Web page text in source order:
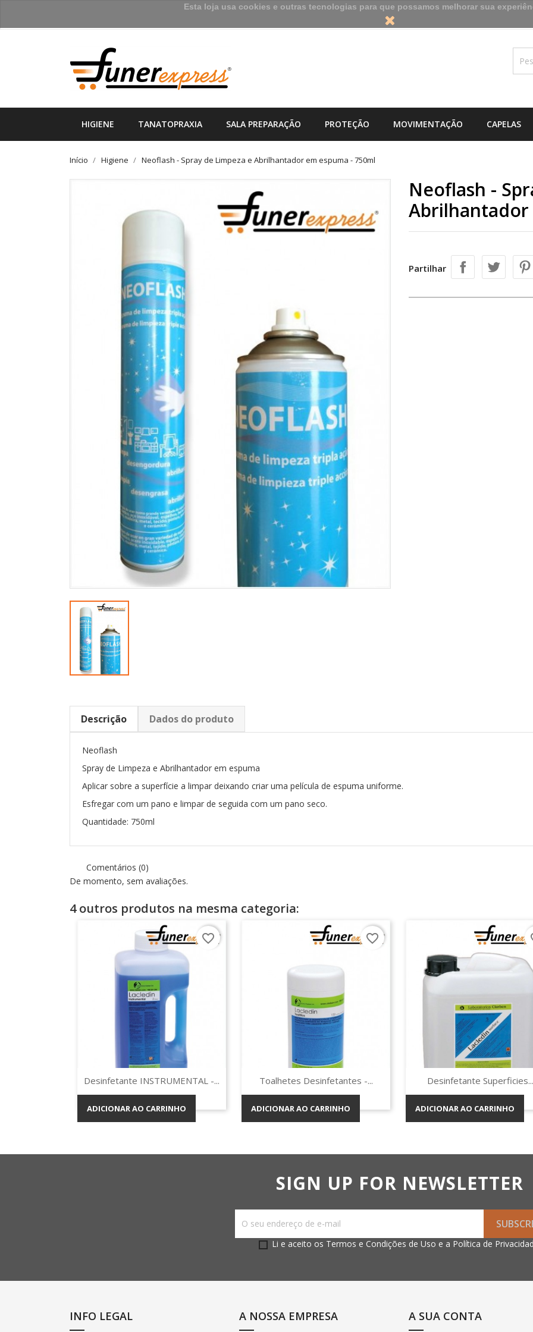
HIGIENE TANATOPRAXIA SALA PREPARAÇÃO PROTEÇÃO MOVIMENTAÇÃO CAPELAS
Início Higiene Neoflash - Spray de Limpeza e Abrilhantador em espuma - 750ml
Neoflash -
Abrilhantador
Partilhar
Descrição Dados do produto
Neoflash
Spray de Limpeza e Abrilhantador em espuma
Aplicar sobre a superfície a limpar deixando criar uma película de espuma uniforme.
Esfregar com um pano e limpar de seguida com um pano seco.
Quantidade: 750ml
Comentários (0)
De momento, sem avaliações.
4 outros produtos na mesma categoria:
Vista rápida
Desinfetante INSTRUMENTAL -...
ADICIONAR AO CARRINHO
favorite_border
Vista rápida
Toalhetes Desinfetantes -...
ADICIONAR AO CARRINHO
favorite_border
Vista rápida
Desinfetante Superficies...
ADICIONAR AO CARRINHO
SIGN UP FOR NEWSLETTER
Li e aceito os Termos e Condições de Uso e a Política de
INFO LEGAL A NOSSA EMPRESA A SUA CONTA
Esta loja usa cookies e outras tecnologias para que possamos melhorar sua